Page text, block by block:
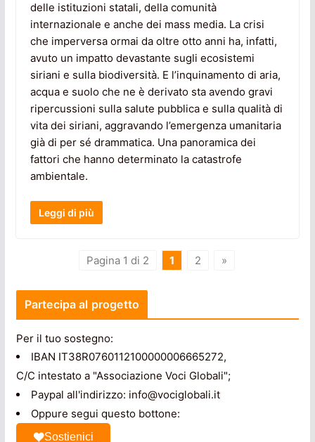
delle istituzioni statali, della comunità
internazionale e anche dei mass media. La crisi
che imperversa ormai da oltre otto anni ha, infatti,
avuto un impatto devastante sugli ecosistemi
siriani e sulla biodiversità. E l’inquinamento di aria,
acqua e suolo che ne è derivato sta avendo gravi
ripercussioni sulla salute pubblica e sulla qualità di
vita dei siriani, aggravando l’emergenza umanitaria
già di per sé drammatica. Una panoramica dei
fattori che hanno determinato la catastrofe
ambientale.
Leggi di più
Pagina 1 di 2 1 2 »
Partecipa al progetto
Per il tuo sostegno:
IBAN IT38R0760112100000006665272,
C/C intestato a "Associazione Voci Globali";
Paypal all'indirizzo: info@vociglobali.it
Oppure segui questo bottone:
Sostienici